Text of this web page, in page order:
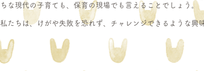
ちな現代の子育ても、保育の現場でも言えることでしょう。
私たちは、けがや失敗を恐れず、チャレンジできるような